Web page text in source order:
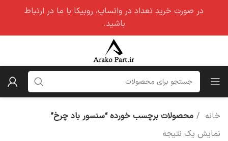
خانه
محصولات برچسب خورده “سنسور باد چرخ”
نمایش یک نتیجه
در صورت خرید تعداد در واتساپ، روبیکا با ما در ارتباط
باشید.